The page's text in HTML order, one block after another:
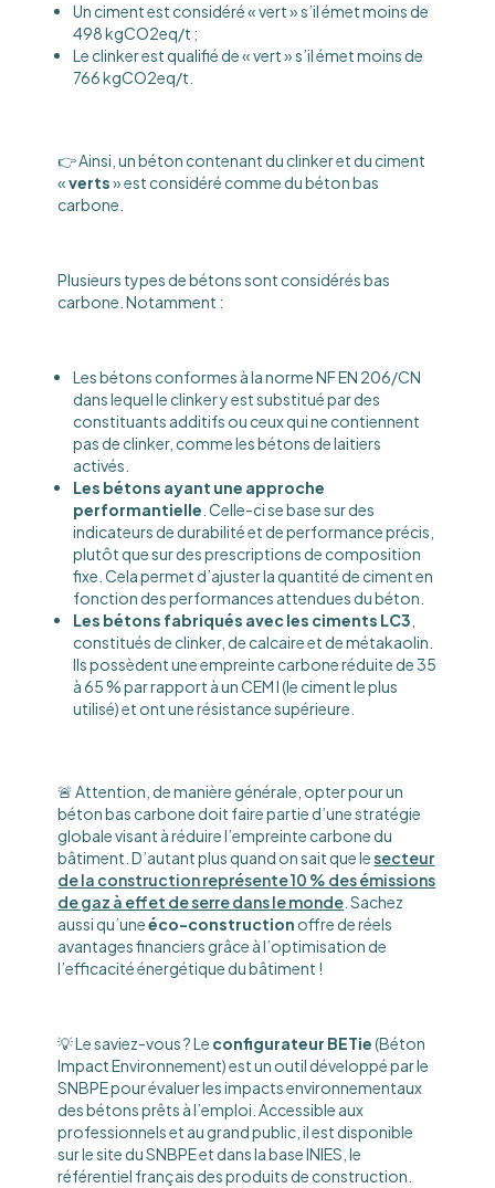
Un ciment est considéré « vert » s’il émet moins de
498 kgCO2eq/t ;
Le clinker est qualifié de « vert » s’il émet moins de
766 kgCO2eq/t.
👉 Ainsi, un béton contenant du clinker et du ciment
«verts» est considéré comme du béton bas
carbone.
Plusieurs types de bétons sont considérés bas
carbone. Notamment :
Les bétons conformes à la norme NF EN 206/CN
dans lequel le clinker y est substitué par des
constituants additifs ou ceux qui ne contiennent
pas de clinker, comme les bétons de laitiers
activés.
Les bétons ayant une approche
performantielle . Celle-ci se base sur des
indicateurs de durabilité et de performance précis,
plutôt que sur des prescriptions de composition
fixe. Cela permet d’ajuster la quantité de ciment en
fonction des performances attendues du béton.
Les bétons fabriqués avec les ciments LC3
constitués de clinker, de calcaire et de métakaolin.
Ils possèdent une empreinte carbone réduite de 35
à 65 % par rapport à un CEM I (le ciment le plus
utilisé) et ont une résistance supérieure.
🚨 Attention, de manière générale, opter pour un
béton bas carbone doit faire partie d’une stratégie
globale visant à réduire l’empreinte carbone du
bâtiment. D’autant plus quand on sait que lesecteur
de la construction représente 10 % des émissions
de gaz à effet de serre dans le monde . Sachez
aussi qu’uneéco-construction offre de réels
avantages financiers grâce à l’optimisation de
l’efficacité énergétique du bâtiment !
💡 Le saviez-vous ? Le configurateur BETie(Béton
Impact Environnement) est un outil développé par le
SNBPE pour évaluer les impacts environnementaux
des bétons prêts à l’emploi. Accessible aux
professionnels et au grand public, il est disponible
sur le site du SNBPE et dans la base INIES, le
référentiel français des produits de construction.